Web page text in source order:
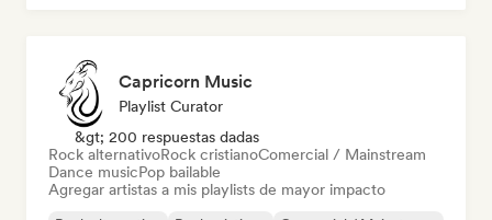
Capricorn Music
Playlist Curator
&gt; 200 respuestas dadas
Rock alternativoRock cristianoComercial / Mainstream
Dance musicPop bailable
Agregar artistas a mis playlists de mayor impacto